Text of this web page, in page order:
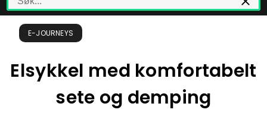
E-JOURNEYS
Elsykkel med komfortabelt
sete og demping